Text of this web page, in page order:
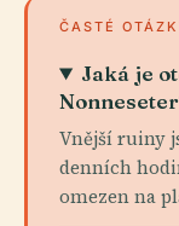
ČASTÉ
Jaká je
Vnější ruiny
denních
omezen na